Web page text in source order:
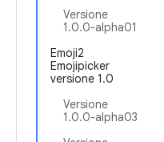
Versione
1.0.0-alpha01
Emoji2
Emojipicker
versione 1.0
Versione
1.0.0-alpha03